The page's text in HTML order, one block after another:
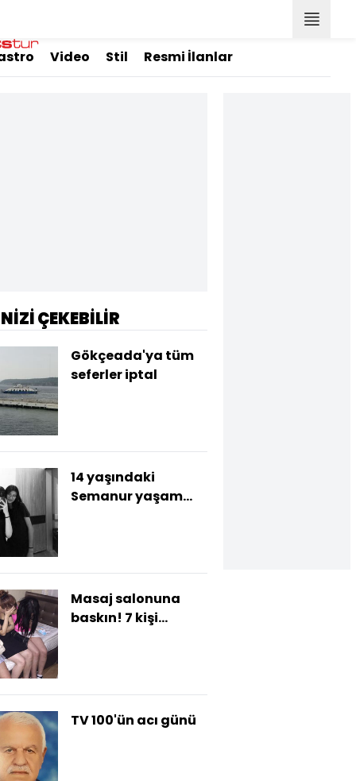
Video Stil Resmi İlanlar
ÇEKEBİLİR
Gökçeada'ya tüm
seferler iptal
14 yaşındaki
Semanur yaşam
Masaj salonuna
baskın! 7 kişi
TV 100'ün acı günü